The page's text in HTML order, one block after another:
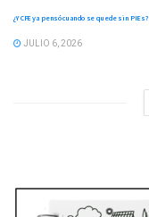
¿Y CFE ya pensó cuando se quede sin PIEs?
JULIO 6, 2026